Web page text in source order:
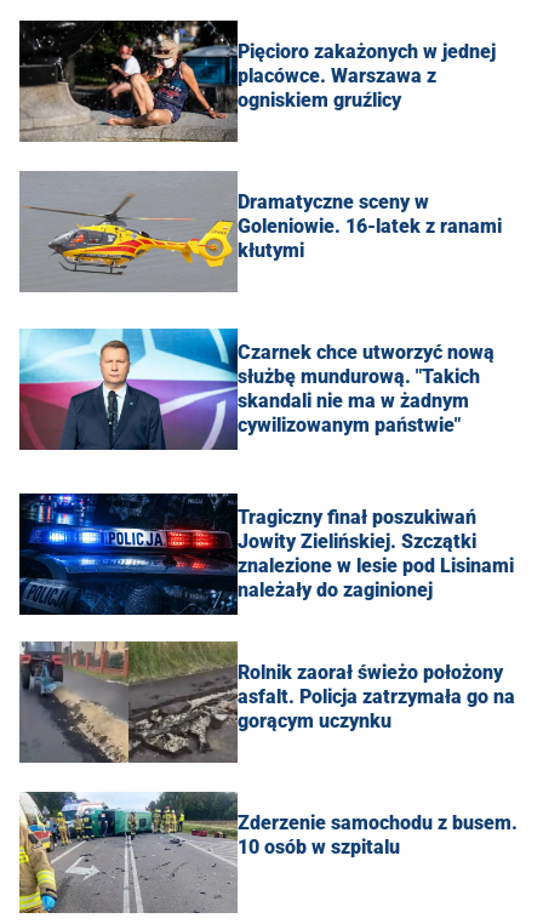
Pięcioro zakażonych w jednej
placówce. Warszawa z
ogniskiem gruźlicy
Dramatyczne sceny w
Goleniowie. 16-latek z ranami
kłutymi
Czarnek chce utworzyć nową
służbę mundurową. "Takich
skandali nie ma w żadnym
cywilizowanym państwie"
Tragiczny finał poszukiwań
Jowity Zielińskiej. Szczątki
znalezione w lesie pod Lisinami
należały do zaginionej
Rolnik zaorał świeżo położony
asfalt. Policja zatrzymała go na
gorącym uczynku
Zderzenie samochodu z busem.
10 osób w szpitalu